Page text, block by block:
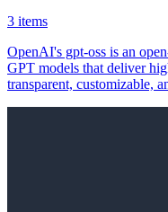
3 items
OpenAI's gpt-oss is an
GPT models that deliver
transparent, customizable,